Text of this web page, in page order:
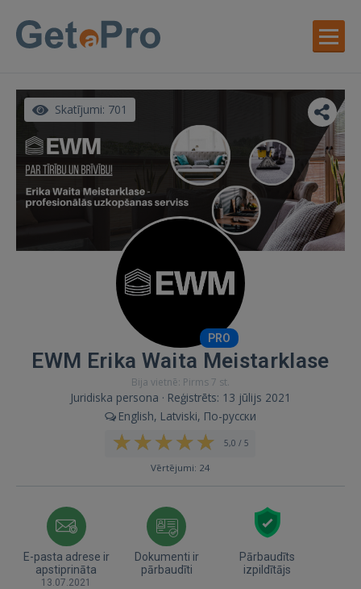
Skatījumi: 701
PRO
EWM Erika Waita Meistarklase
Bija vietnē: Pirms 7 st.
Juridiska persona · Reģistrēts: 13 jūlijs 2021
English, Latviski, По-русски
5,0 / 5
Vērtējumi: 24
E-pasta adrese ir
apstiprināta
13.07.2021
Dokumenti ir
pārbaudīti
Pārbaudīts
izpildītājs